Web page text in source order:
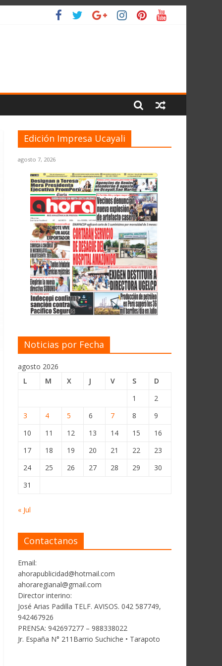
Edición Impresa Ucayali
agosto 7, 2026
Noticias por Fecha
agosto 2026
L
M X J V S
D
1
2
3
4 5 6 7 8
9
10
11 12 13 14 15
16
17
18 19 20 21 22
23
24
25 26 27 28 29
30
31
« Jul
Contactanos
Email:
ahorapublicidad@hotmail.com
ahoraregianal@gmail.com
Director interino:
José Arias Padilla TELF. AVISOS. 042 587749,
942467926
PRENSA: 942697277 – 988338022
Jr. España N° 211Barrio Suchiche • Tarapoto